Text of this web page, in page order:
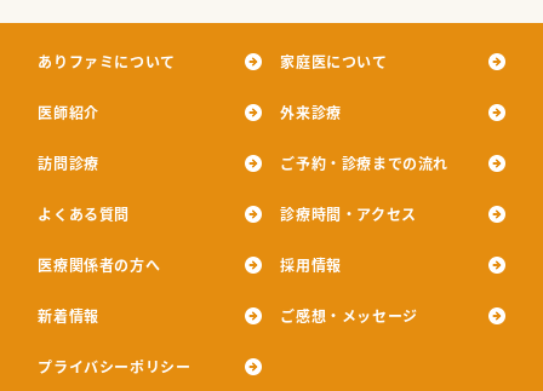
ありファミについて 家庭医について
医師紹介 外来診療
訪問診療 ご予約・診療までの流れ
よくある質問 診療時間・アクセス
医療関係者の方へ 採用情報
新着情報 ご感想・メッセージ
プライバシーポリシー